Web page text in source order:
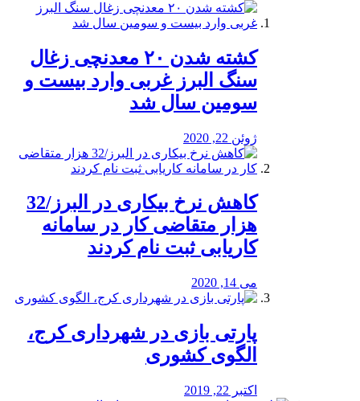
کشته شدن ۲۰ معدنچی زغال
سنگ البرز غربی وارد بیست و
سومین سال شد
ژوئن 22, 2020
کاهش نرخ بیکاری در البرز/32
هزار متقاضی کار در سامانه
کاریابی ثبت نام کردند
می 14, 2020
پارتی بازی در شهرداری کرج،
الگوی کشوری
اکتبر 22, 2019